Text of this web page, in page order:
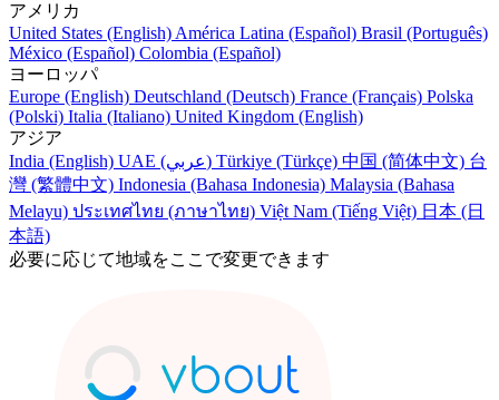
アメリカ
United States (English) América Latina (Español) Brasil (Português)
México (Español) Colombia (Español)
ヨーロッパ
Europe (English) Deutschland (Deutsch) France (Français) Polska
(Polski) Italia (Italiano) United Kingdom (English)
アジア
India (English)
UAE (عربي) Türkiye (Türkçe) 中国 (简体中文) 台
灣 (繁體中文) Indonesia (Bahasa Indonesia) Malaysia (Bahasa
Melayu) ประเทศไทย (ภาษาไทย) Việt Nam (Tiếng Việt) 日本 (日
本語)
必要に応じて地域をここで変更できます